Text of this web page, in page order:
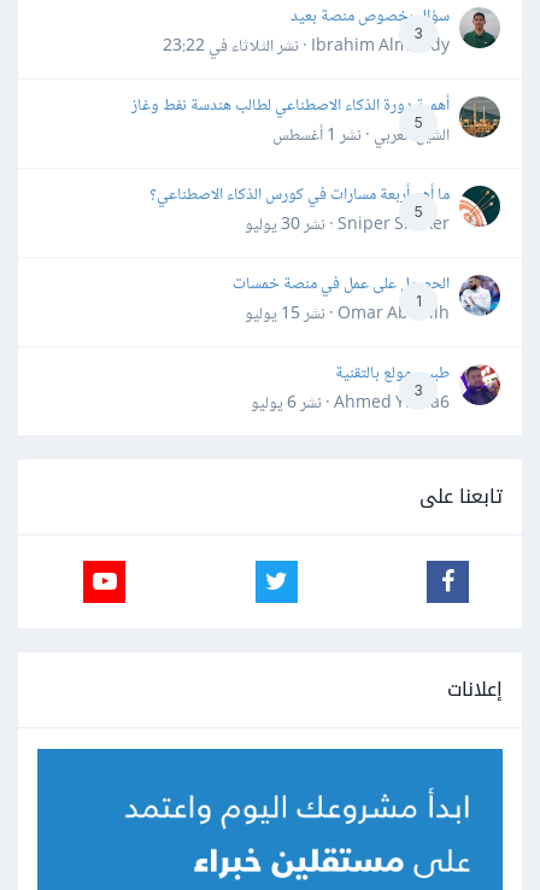
3
سؤال بخصوص منصة بعيد
Ibrahim Almahdy · نشر
الثلاثاء في 23:22
5
أهمية دورة الذكاء الاصطناعي لطالب هندسة نفط وغاز
الشيخ العربي · نشر 1 أغسطس
5
ما أهم أربعة مسارات في كورس الذكاء الاصطناعي؟
Sniper Shaker · نشر
30 يوليو
1
الحصول على عمل في منصة خمسات
Omar Abdallh · نشر
15 يوليو
3
طبيب مولع بالتقنية
Ahmed Yahia6 · نشر
6 يوليو
تابعنا على
إعلانات